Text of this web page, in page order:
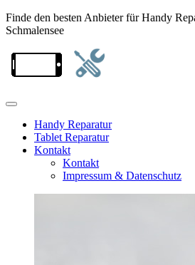
Finde den besten Anbieter für Handy
Schmalensee
Handy Reparatur
Tablet Reparatur
Kontakt
Kontakt
Impressum & Datenschutz